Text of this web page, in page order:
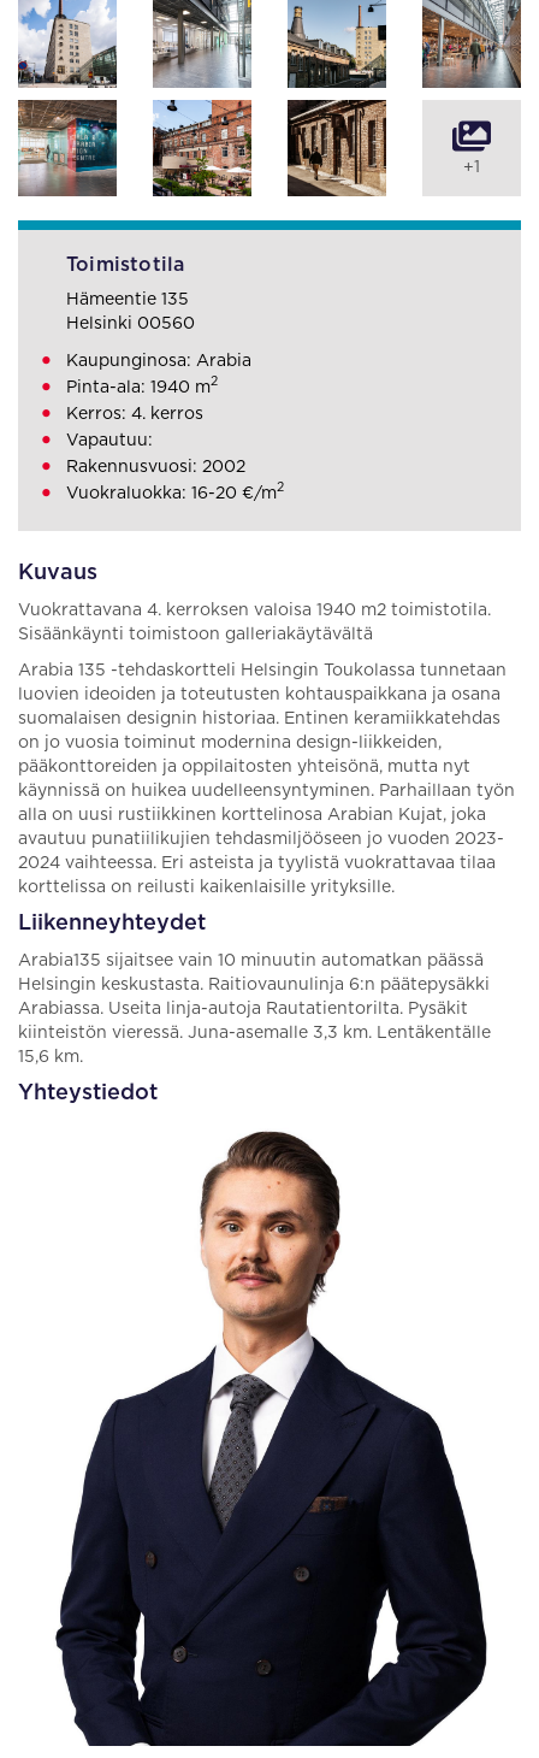
Kuvaus
Vuokrattavana 4. kerroksen valoisa 1940 m2 toimistotila.
Sisäänkäynti toimistoon galleriakäytävältä
Arabia 135 -tehdaskortteli Helsingin Toukolassa tunnetaan
luovien ideoiden ja toteutusten kohtauspaikkana ja osana
suomalaisen designin historiaa. Entinen keramiikkatehdas
on jo vuosia toiminut modernina design-liikkeiden,
pääkonttoreiden ja oppilaitosten yhteisönä, mutta nyt
käynnissä on huikea uudelleensyntyminen. Parhaillaan työn
alla on uusi rustiikkinen korttelinosa Arabian Kujat, joka
avautuu punatiilikujien tehdasmiljööseen jo vuoden 2023-
2024 vaihteessa. Eri asteista ja tyylistä vuokrattavaa tilaa
korttelissa on reilusti kaikenlaisille yrityksille.
Liikenneyhteydet
Arabia135 sijaitsee vain 10 minuutin automatkan päässä
Helsingin keskustasta. Raitiovaunulinja 6:n päätepysäkki
Arabiassa. Useita linja-autoja Rautatientorilta. Pysäkit
kiinteistön vieressä. Juna-asemalle 3,3 km. Lentäkentälle
15,6 km.
Yhteystiedot
+1
Toimistotila
Hämeentie 135
Helsinki 00560
Kaupunginosa: Arabia
Pinta-ala: 1940 m2
Kerros: 4. kerros
Vapautuu:
Rakennusvuosi: 2002
Vuokraluokka: 16-20 €/m2